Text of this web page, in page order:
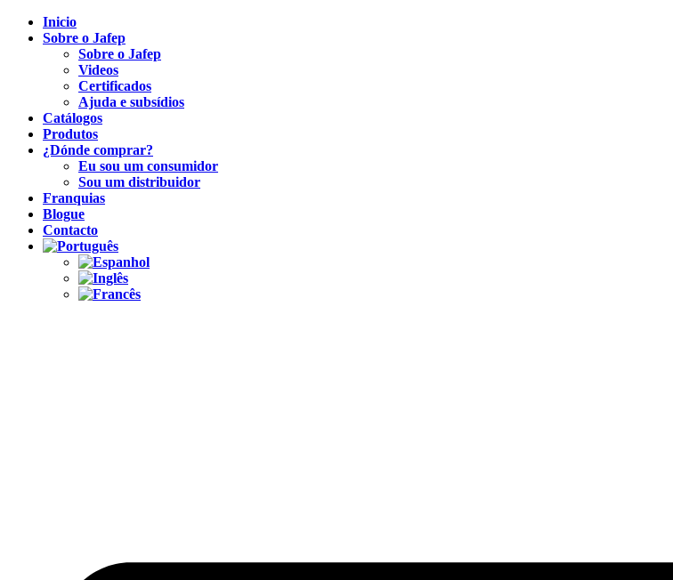
Inicio
Sobre o Jafep
Sobre o Jafep
Videos
Certificados
Ajuda e subsídios
Catálogos
Produtos
¿Dónde comprar?
Eu sou um consumidor
Sou um distribuidor
Franquias
Blogue
Contacto